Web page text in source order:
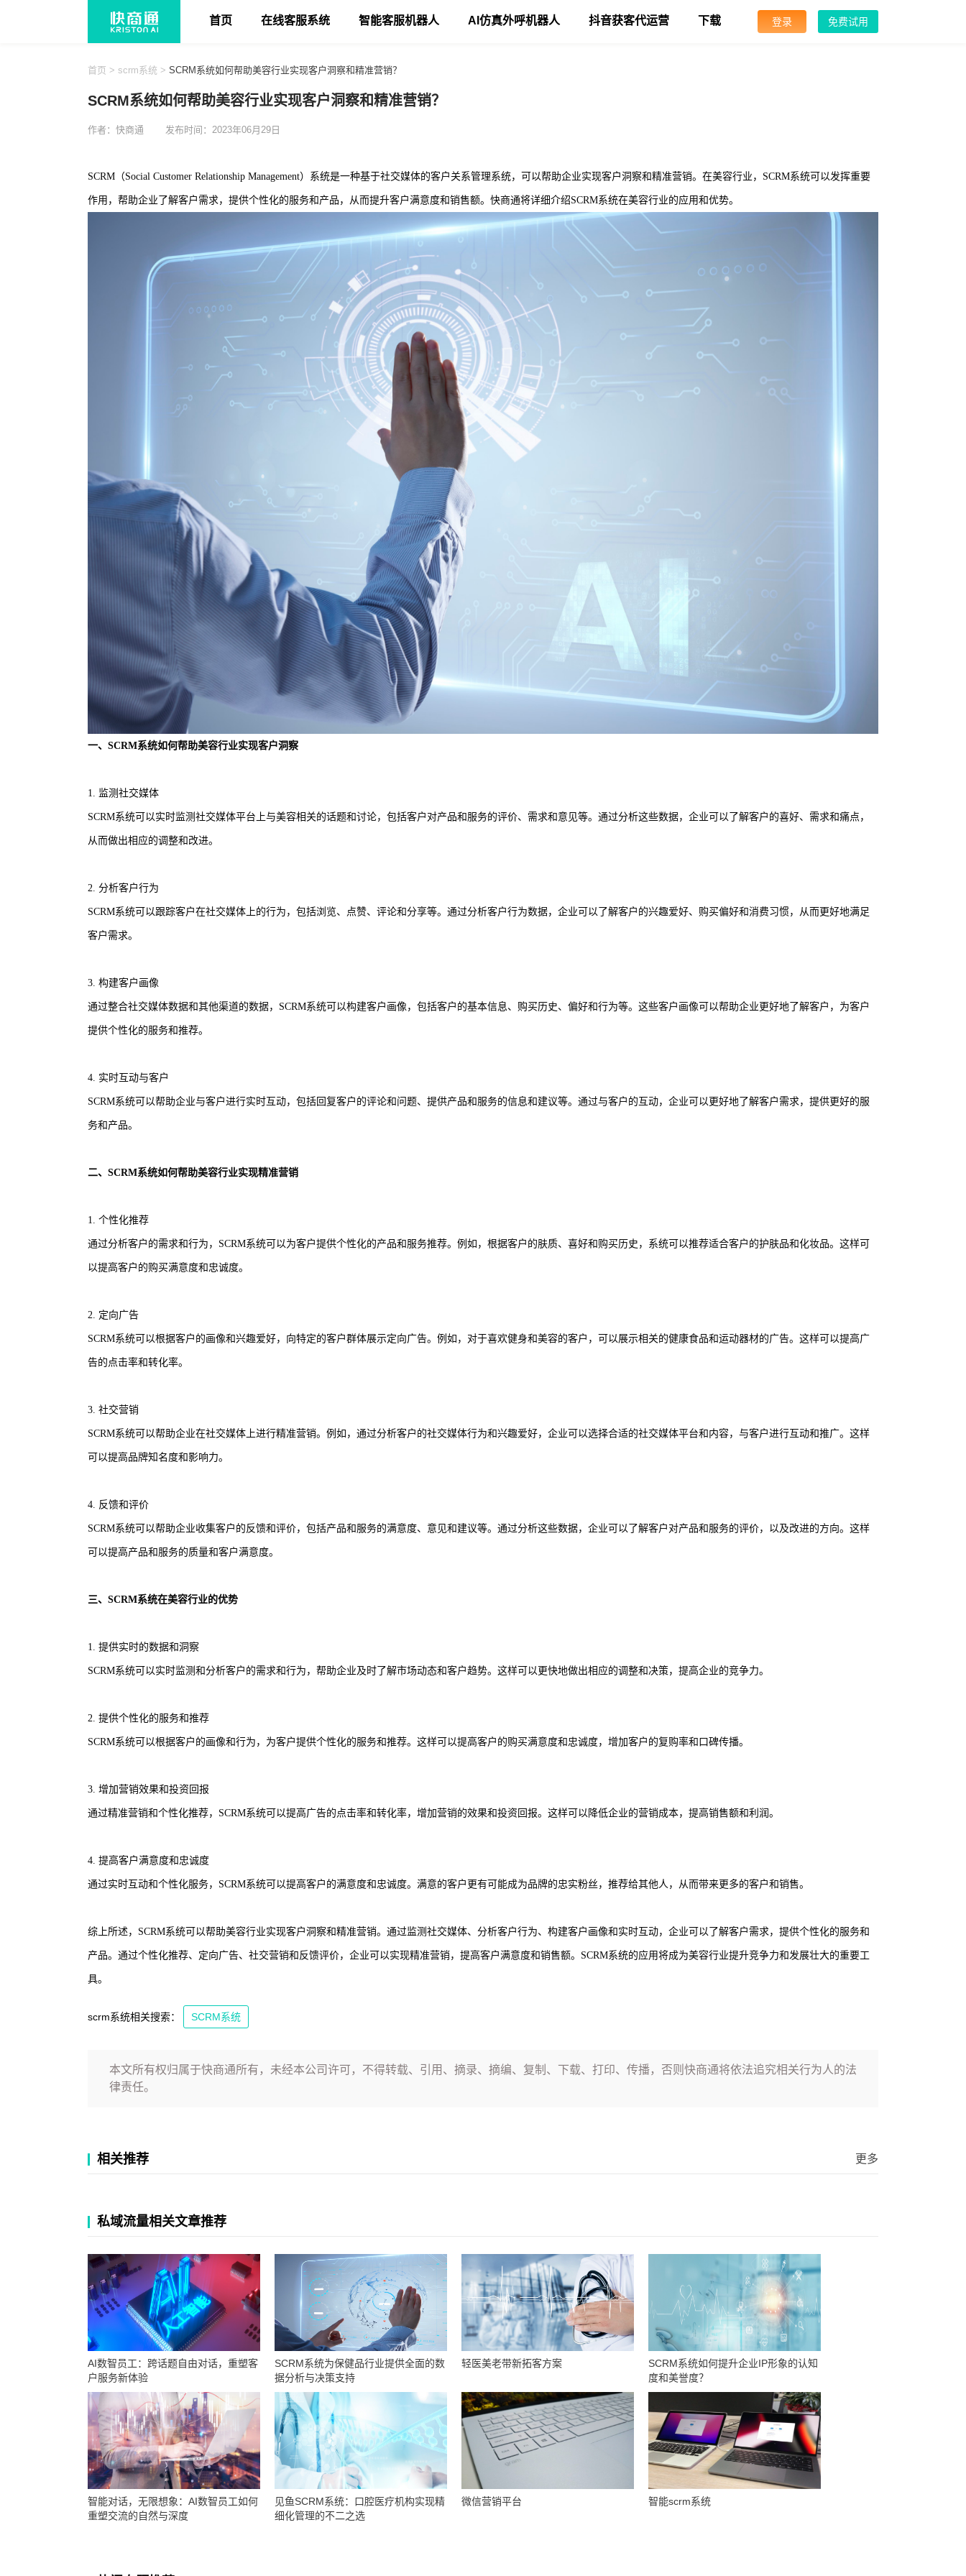
首页 在线客服系统 智能客服机器人 AI仿真外呼机器人 抖音获客代运营 下载 登录 免费试用
首页 > scrm系统 > SCRM系统如何帮助美容行业实现客户洞察和精准营销？
SCRM系统如何帮助美容行业实现客户洞察和精准营销？
作者：快商通 发布时间：2023年06月29日
SCRM（Social Customer Relationship Management）系统是一种基于社交媒体的客户关系管理系统，可以帮助企业实现客户洞察和精准营销。在美容行业，SCRM系统可以发挥重要
作用，帮助企业了解客户需求，提供个性化的服务和产品，从而提升客户满意度和销售额。快商通将详细介绍SCRM系统在美容行业的应用和优势。
一、SCRM系统如何帮助美容行业实现客户洞察
1. 监测社交媒体
SCRM系统可以实时监测社交媒体平台上与美容相关的话题和讨论，包括客户对产品和服务的评价、需求和意见等。通过分析这些数据，企业可以了解客户的喜好、需求和痛点，
从而做出相应的调整和改进。
2. 分析客户行为
SCRM系统可以跟踪客户在社交媒体上的行为，包括浏览、点赞、评论和分享等。通过分析客户行为数据，企业可以了解客户的兴趣爱好、购买偏好和消费习惯，从而更好地满足
客户需求。
3. 构建客户画像
通过整合社交媒体数据和其他渠道的数据，SCRM系统可以构建客户画像，包括客户的基本信息、购买历史、偏好和行为等。这些客户画像可以帮助企业更好地了解客户，为客户
提供个性化的服务和推荐。
4. 实时互动与客户
SCRM系统可以帮助企业与客户进行实时互动，包括回复客户的评论和问题、提供产品和服务的信息和建议等。通过与客户的互动，企业可以更好地了解客户需求，提供更好的服
务和产品。
二、SCRM系统如何帮助美容行业实现精准营销
1. 个性化推荐
通过分析客户的需求和行为，SCRM系统可以为客户提供个性化的产品和服务推荐。例如，根据客户的肤质、喜好和购买历史，系统可以推荐适合客户的护肤品和化妆品。这样可
以提高客户的购买满意度和忠诚度。
2. 定向广告
SCRM系统可以根据客户的画像和兴趣爱好，向特定的客户群体展示定向广告。例如，对于喜欢健身和美容的客户，可以展示相关的健康食品和运动器材的广告。这样可以提高广
告的点击率和转化率。
3. 社交营销
SCRM系统可以帮助企业在社交媒体上进行精准营销。例如，通过分析客户的社交媒体行为和兴趣爱好，企业可以选择合适的社交媒体平台和内容，与客户进行互动和推广。这样
可以提高品牌知名度和影响力。
4. 反馈和评价
SCRM系统可以帮助企业收集客户的反馈和评价，包括产品和服务的满意度、意见和建议等。通过分析这些数据，企业可以了解客户对产品和服务的评价，以及改进的方向。这样
可以提高产品和服务的质量和客户满意度。
三、SCRM系统在美容行业的优势
1. 提供实时的数据和洞察
SCRM系统可以实时监测和分析客户的需求和行为，帮助企业及时了解市场动态和客户趋势。这样可以更快地做出相应的调整和决策，提高企业的竞争力。
2. 提供个性化的服务和推荐
SCRM系统可以根据客户的画像和行为，为客户提供个性化的服务和推荐。这样可以提高客户的购买满意度和忠诚度，增加客户的复购率和口碑传播。
3. 增加营销效果和投资回报
通过精准营销和个性化推荐，SCRM系统可以提高广告的点击率和转化率，增加营销的效果和投资回报。这样可以降低企业的营销成本，提高销售额和利润。
4. 提高客户满意度和忠诚度
通过实时互动和个性化服务，SCRM系统可以提高客户的满意度和忠诚度。满意的客户更有可能成为品牌的忠实粉丝，推荐给其他人，从而带来更多的客户和销售。
综上所述，SCRM系统可以帮助美容行业实现客户洞察和精准营销。通过监测社交媒体、分析客户行为、构建客户画像和实时互动，企业可以了解客户需求，提供个性化的服务和
产品。通过个性化推荐、定向广告、社交营销和反馈评价，企业可以实现精准营销，提高客户满意度和销售额。SCRM系统的应用将成为美容行业提升竞争力和发展壮大的重要工
具。
scrm系统相关搜索： SCRM系统
本文所有权归属于快商通所有，未经本公司许可，不得转载、引用、摘录、摘编、复制、下载、打印、传播，否则快商通将依法追究相关行为人的法
律责任。
相关推荐 更多
私域流量相关文章推荐
AI数智员工：跨话题自由对话，重塑客
户服务新体验
SCRM系统为保健品行业提供全面的数
据分析与决策支持
轻医美老带新拓客方案
SCRM系统如何提升企业IP形象的认知
度和美誉度？
智能对话，无限想象：AI数智员工如何
重塑交流的自然与深度
见鱼SCRM系统：口腔医疗机构实现精
细化管理的不二之选
微信营销平台 智能scrm系统